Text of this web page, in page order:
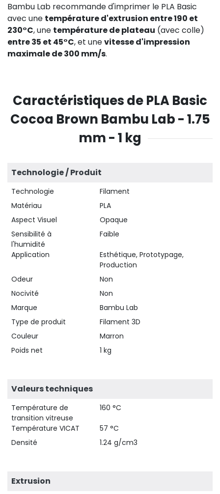
Bambu Lab recommande d'imprimer le PLA Basic
avec une température d'extrusion entre 190 et
230°C, une température de plateau (avec colle)
entre 35 et 45°C, et unevitesse d'impression
maximale de 300 mm/s.
Caractéristiques de PLA Basic
Cocoa Brown Bambu Lab - 1.75
mm - 1 kg
Technologie / Produit
Technologie
Filament
Matériau
PLA
Aspect Visuel
Opaque
Sensibilité à
l'humidité
Faible
Application
Esthétique, Prototypage,
Production
Odeur
Non
Nocivité
Non
Marque
Bambu Lab
Type de produit
Filament 3D
Couleur
Marron
Poids net
1 kg
Valeurs techniques
Température de
transition vitreuse
160 °C
Température VICAT
57 °C
Densité
1.24 g/cm3
Extrusion